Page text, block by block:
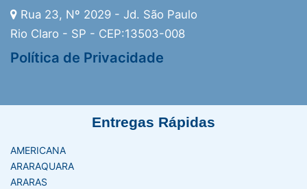
Rua 23, Nº 2029 - Jd. São Paulo
Rio Claro - SP - CEP:13503-008
Política de Privacidade
Entregas Rápidas
AMERICANA
ARARAQUARA
ARARAS